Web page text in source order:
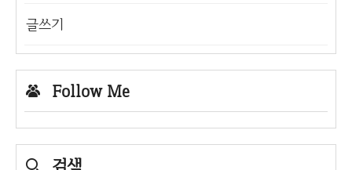
글쓰기
Follow Me
검색